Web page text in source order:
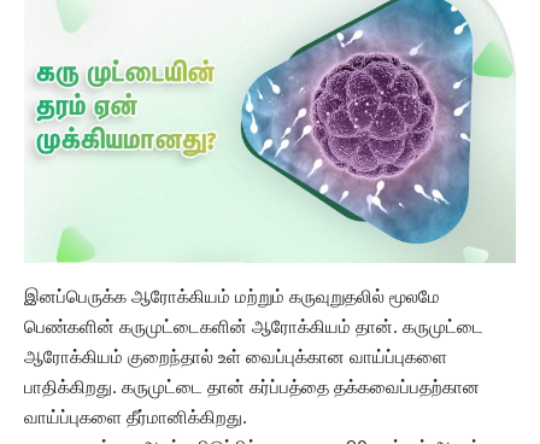
இனப்பெருக்க ஆரோக்கியம் மற்றும் கருவுறுதலில் மூலமே
பெண்களின் கருமுட்டைகளின் ஆரோக்கியம் தான். கருமுட்டை
ஆரோக்கியம் குறைந்தால் உள் வைப்புக்கான வாய்ப்புகளை
பாதிக்கிறது. கருமுட்டை தான் கர்ப்பத்தை தக்கவைப்பதற்கான
வாய்ப்புகளை தீர்மானிக்கிறது.